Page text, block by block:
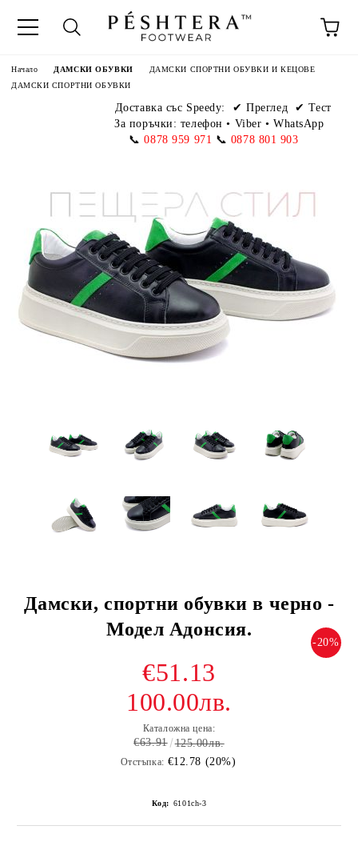
Начало ДАМСКИ ОБУВКИ
ДАМСКИ СПОРТНИ ОБУВКИ И КЕЦОВЕ
ДАМСКИ СПОРТНИ ОБУВКИ
Доставка със Speedy:
✔ Преглед ✔ Тест
За поръчки: телефон• Viber • WhatsApp
📞 0878 959 971 📞 0878 801 903
Дамски, спортни обувки в черно -
Модел Адонсия.
-20%
€51.13
100.00лв.
Каталожна цена:
€63.91 125.00лв.
Отстъпка: €12.78 (20%)
Код: 6101ch-3